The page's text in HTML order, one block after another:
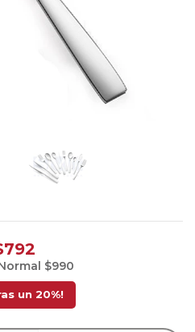
$990
un 20%!